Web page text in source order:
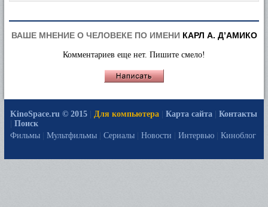
ВАШЕ МНЕНИЕ О ЧЕЛОВЕКЕ ПО ИМЕНИ КАРЛ А. Д’АМИКО
Комментариев еще нет. Пишите смело!
KinoSpace.ru © 2015 Для компьютера Карта сайта
Контакты
Поиск
Фильмы
Мультфильмы Сериалы Новости Интервью Киноблог